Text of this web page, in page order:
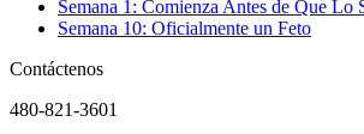
Semana 1: Comienza Antes de Que Lo
Semana 10: Oficialmente un Feto
Contáctenos
480-821-3601